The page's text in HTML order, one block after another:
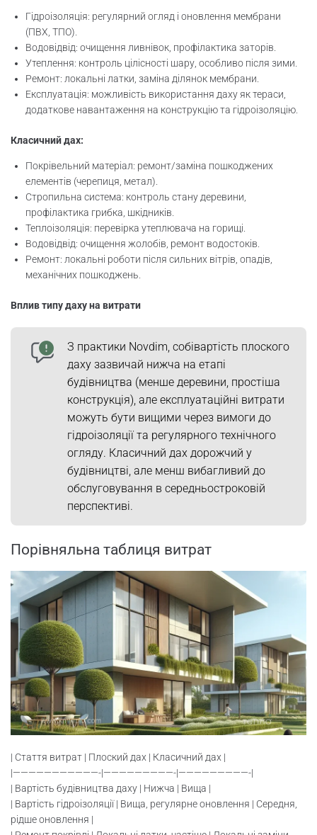
Гідроізоляція: регулярний огляд і оновлення мембрани
(ПВХ, ТПО).
Водовідвід: очищення ливнівок, профілактика заторів.
Утеплення: контроль цілісності шару, особливо після зими.
Ремонт: локальні латки, заміна ділянок мембрани.
Експлуатація: можливість використання даху як тераси,
додаткове навантаження на конструкцію та гідроізоляцію.
Класичний дах:
Покрівельний матеріал: ремонт/заміна пошкоджених
елементів (черепиця, метал).
Стропильна система: контроль стану деревини,
профілактика грибка, шкідників.
Теплоізоляція: перевірка утеплювача на горищі.
Водовідвід: очищення жолобів, ремонт водостоків.
Ремонт: локальні роботи після сильних вітрів, опадів,
механічних пошкоджень.
Вплив типу даху на витрати
З практики Novdim, собівартість плоского
даху зазвичай нижча на етапі
будівництва (менше деревини, простіша
конструкція), але експлуатаційні витрати
можуть бути вищими через вимоги до
гідроізоляції та регулярного технічного
огляду. Класичний дах дорожчий у
будівництві, але менш вибагливий до
обслуговування в середньостроковій
перспективі.
Порівняльна таблиця витрат
| Стаття витрат | Плоский дах | Класичний дах |
|———————————-|—————————-|—————————-|
| Вартість будівництва даху | Нижча | Вища |
| Вартість гідроізоляції | Вища, регулярне оновлення | Середня,
рідше оновлення |